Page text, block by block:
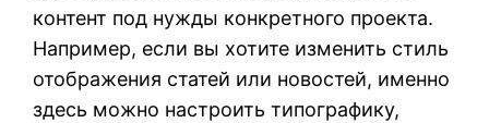
контент под нужды конкретного проекта.
Например, если вы хотите изменить стиль
отображения статей или новостей, именно
здесь можно настроить типографику,